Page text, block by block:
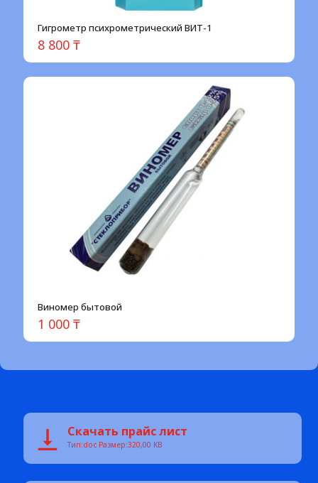
Гигрометр психрометрический ВИТ-1
8 800 ₸
Виномер бытовой
1 000 ₸
Скачать прайс лист
Тип:doc Размер:320,00 KB